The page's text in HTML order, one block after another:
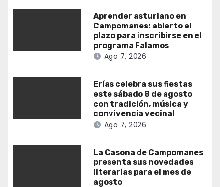
Aprender asturiano en
Campomanes: abierto el
plazo para inscribirse en el
programa Falamos
Ago 7, 2026
Erías celebra sus fiestas
este sábado 8 de agosto
con tradición, música y
convivencia vecinal
Ago 7, 2026
La Casona de Campomanes
presenta sus novedades
literarias para el mes de
agosto